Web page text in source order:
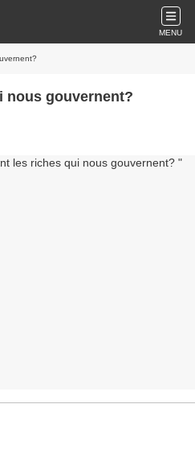
MENU
nous gouvernent?